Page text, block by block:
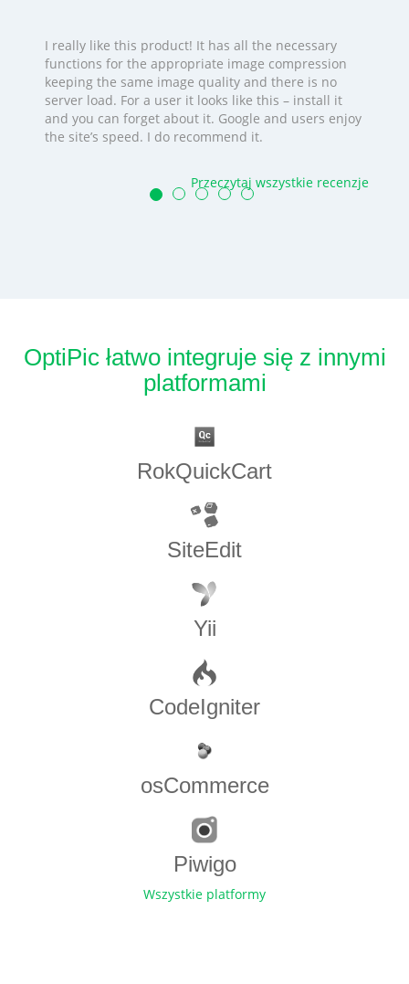
I really like this product! It has all the necessary
functions for the appropriate image compression
keeping the same image quality and there is no
server load. For a user it looks like this – install it
and you can forget about it. Google and users enjoy
the site’s speed. I do recommend it.
Przeczytaj wszystkie recenzje
OptiPic łatwo integruje się z innymi
platformami
RokQuickCart
SiteEdit
Yii
CodeIgniter
osCommerce
Piwigo
Wszystkie platformy